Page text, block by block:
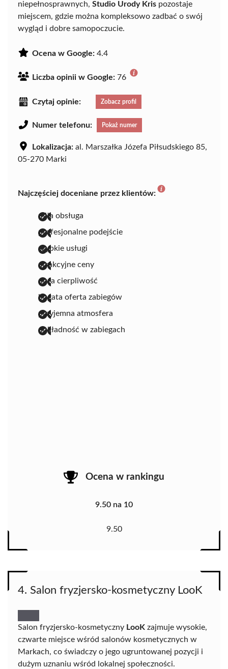
niepełnosprawnych, Studio Urody Kris pozostaje
miejscem, gdzie można kompleksowo zadbać o swój
wygląd i dobre samopoczucie.
Ocena w Google: 4.4
Liczba opinii w Google: 76
Czytaj opinie: Zobacz profil
Numer telefonu: Pokaż numer
Lokalizacja: al. Marszałka Józefa Piłsudskiego 85,
05-270 Marki
Najczęściej doceniane przez klientów:
miła obsługa
profesjonalne podejście
szybkie usługi
atrakcyjne ceny
duża cierpliwość
bogata oferta zabiegów
przyjemna atmosfera
dokładność w zabiegach
Ocena w rankingu
9.50 na 10
9.50
4. Salon fryzjersko-kosmetyczny LooK
Salon fryzjersko-kosmetyczny LooK zajmuje wysokie,
czwarte miejsce wśród salonów kosmetycznych w
Markach, co świadczy o jego ugruntowanej pozycji i
dużym uznaniu wśród lokalnej społeczności.